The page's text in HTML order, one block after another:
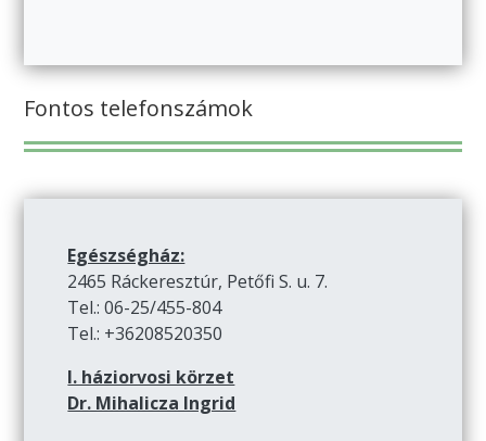
Fontos telefonszámok
Egészségház:
2465 Ráckeresztúr, Petőfi S. u. 7.
Tel.: 06-25/455-804
Tel.: +36208520350
I. háziorvosi körzet
Dr. Mihalicza Ingrid